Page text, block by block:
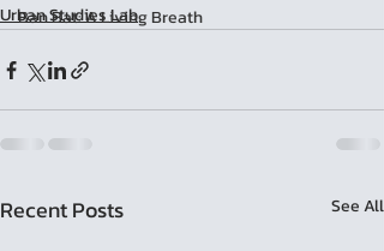
Ban Bat: A Living Breath
Urban Studies Lab
Recent Posts See All